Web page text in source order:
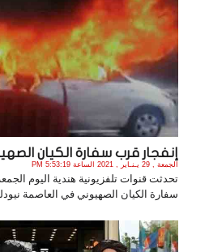
إنفجار قرب سفارة الكيان
الجمعة , 29 يـنـاير , 2021 الساعة 5:53:19 PM
تحدثت قنوات تلفزيونية هندية اليوم
سفارة الكيان الصهيوني في العاصمة